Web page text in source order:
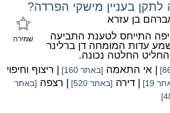
בעניין מישקי הפרדה?
שמירה
בן עזרא
התייחס לטענת התביעה
עדות המומחה דן ברלינר
החלטה נכונה.
| אי התאמה [באתר 160] | ריצוף וחיפוי
19] | דירה [באתר 520] | רצפה [באתר